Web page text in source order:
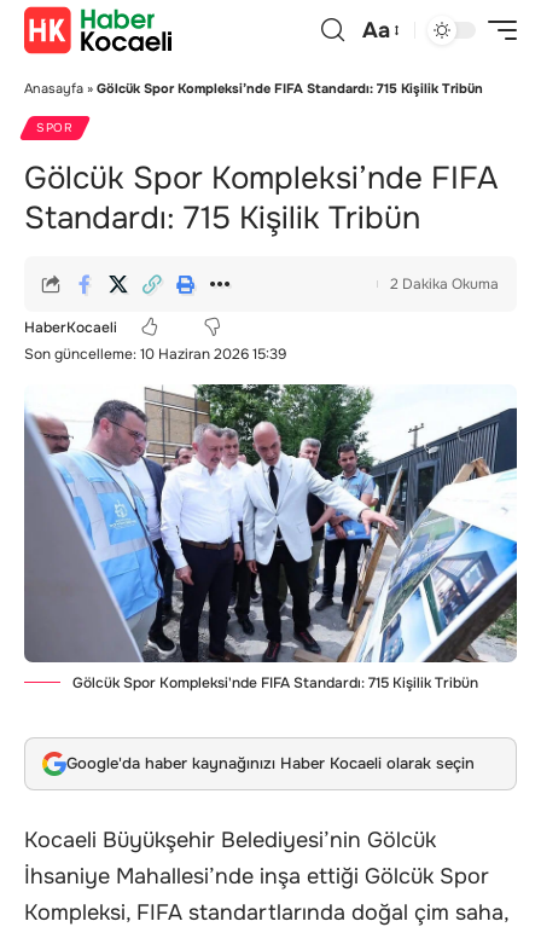
Aa
Anasayfa » Gölcük Spor Kompleksi’nde FIFA Standardı: 715 Kişilik Tribün
SPOR
Gölcük Spor Kompleksi’nde FIFA
Standardı: 715 Kişilik Tribün
Son güncelleme: 10 Haziran 2026 15:39
HaberKocaeli
2 Dakika Okuma
Gölcük Spor Kompleksi'nde FIFA Standardı: 715 Kişilik Tribün
Google'da haber kaynağınızı Haber Kocaeli olarak seçin
Kocaeli Büyükşehir Belediyesi’nin Gölcük
İhsaniye Mahallesi’nde inşa ettiği Gölcük Spor
Kompleksi, FIFA standartlarında doğal çim saha,